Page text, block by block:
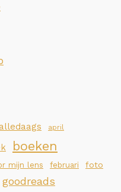
alledaags april
boeken
mijn lens februari foto
goodreads